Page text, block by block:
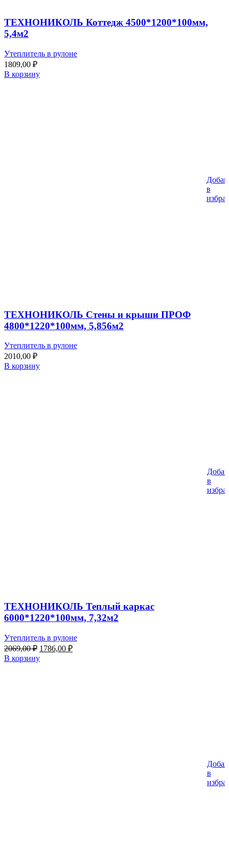
ТЕХНОНИКОЛЬ Коттедж 4500*1200*100мм,
5,4м2
Утеплитель в рулоне
1809,00 ₽
В корзину
в
ТЕХНОНИКОЛЬ Стены и крыши ПРОФ
4800*1220*100мм, 5,856м2
Утеплитель в рулоне
2010,00 ₽
В корзину
в
ТЕХНОНИКОЛЬ Теплый каркас
6000*1220*100мм, 7,32м2
Утеплитель в рулоне
2069,00₽ Первоначальная
цена
составляла
1786,00 ₽Текущая
В корзину
в